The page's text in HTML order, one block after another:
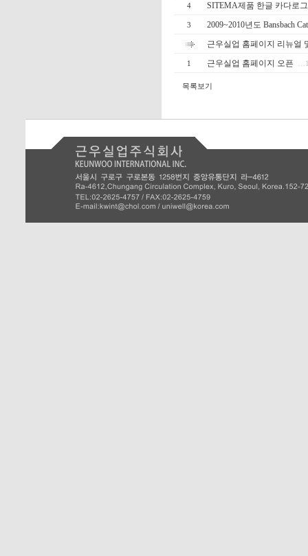
4 SITEMA제품 한글 카다로
3
2009~2010년도 Bansbach
근우실업 홈페이지 리뉴얼
1 근우실업 홈페이지 오픈
목록보기